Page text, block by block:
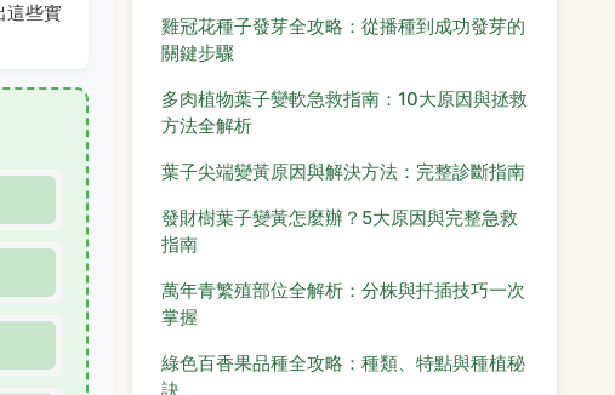
這些實
雞冠花種子發芽全攻略：從播種到成功發芽的
關鍵步驟
多肉植物葉子變軟急救指南：10大原因與拯救
方法全解析
葉子尖端變黃原因與解決方法：完整診斷指南
發財樹葉子變黃怎麼辦？5大原因與完整急救
指南
萬年青繁殖部位全解析：分株與扦插技巧一次
掌握
綠色百香果品種全攻略：種類、特點與種植秘
訣